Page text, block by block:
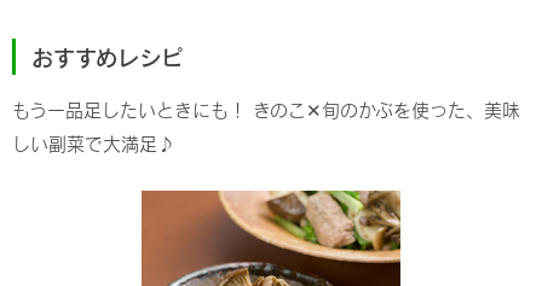
おすすめレシピ
もう一品足したいときにも！ きのこ✕旬のかぶを使った、美味
しい副菜で大満足♪